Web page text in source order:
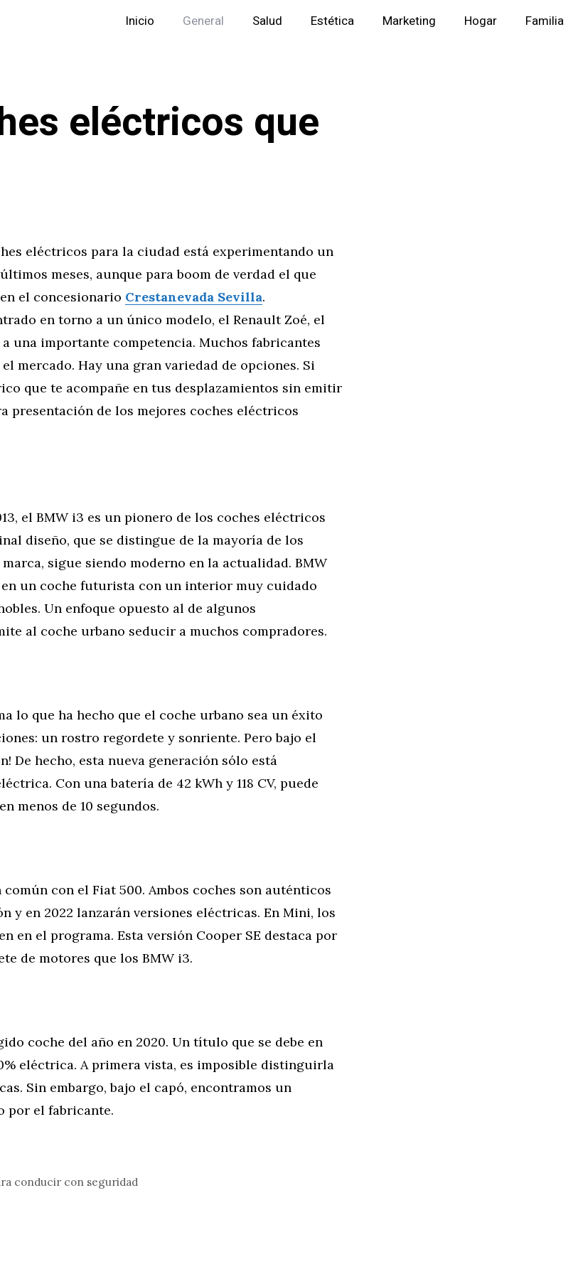
Inicio General Salud Estética Marketing Hogar Familia
eléctricos que
eléctricos para la ciudad está experimentando un
meses, aunque para boom de verdad el que
el concesionario Crestanevada Sevilla.
en torno a un único modelo, el Renault Zoé, el
una importante competencia. Muchos fabricantes
mercado. Hay una gran variedad de opciones. Si
que te acompañe en tus desplazamientos sin emitir
presentación de los mejores coches eléctricos
el BMW i3 es un pionero de los coches eléctricos
diseño, que se distingue de la mayoría de los
sigue siendo moderno en la actualidad. BMW
un coche futurista con un interior muy cuidado
Un enfoque opuesto al de algunos
al coche urbano seducir a muchos compradores.
lo que ha hecho que el coche urbano sea un éxito
un rostro regordete y sonriente. Pero bajo el
De hecho, esta nueva generación sólo está
Con una batería de 42 kWh y 118 CV, puede
menos de 10 segundos.
con el Fiat 500. Ambos coches son auténticos
y en 2022 lanzarán versiones eléctricas. En Mini, los
en el programa. Esta versión Cooper SE destaca por
de motores que los BMW i3.
coche del año en 2020. Un título que se debe en
eléctrica. A primera vista, es imposible distinguirla
Sin embargo, bajo el capó, encontramos un
por el fabricante.
conducir con seguridad